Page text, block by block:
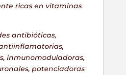
ricas en vitaminas
antibióticas,
inmunomoduladoras,
potenciadoras